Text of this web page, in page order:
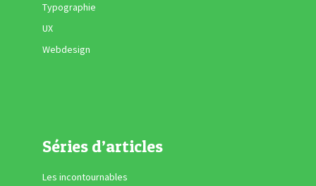
Typographie
UX
Webdesign
Séries d’articles
Les incontournables